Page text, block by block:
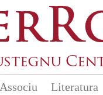
Associu Literatura